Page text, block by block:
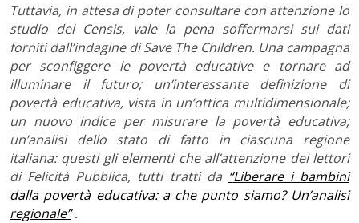
Tuttavia, in attesa di poter consultare con attenzione lo
studio del Censis, vale la pena soffermarsi sui dati
forniti dall’indagine di Save The Children. Una campagna
per sconfiggere le povertà educative e tornare ad
illuminare il futuro; un’interessante definizione di
povertà educativa, vista in un’ottica multidimensionale;
un nuovo indice per misurare la povertà educativa;
un’analisi dello stato di fatto in ciascuna regione
italiana: questi gli elementi che all’attenzione dei lettori
di Felicità Pubblica, tutti tratti da “Liberare i bambini
dalla povertà educativa: a che punto siamo? Un’analisi
regionale”.